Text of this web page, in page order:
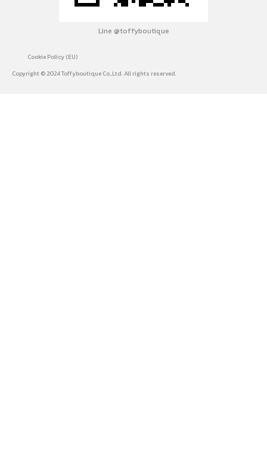
Line @toffyboutique
Cookie Policy (EU)
Copyright © 2024 Toffyboutique Co.,Ltd. All rights reserved.